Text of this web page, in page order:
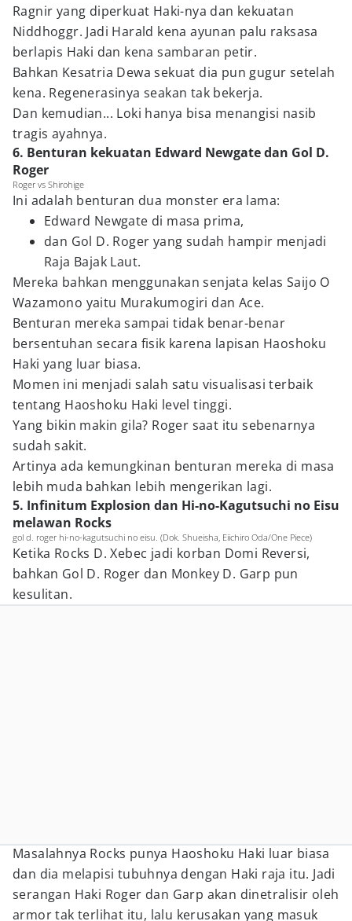
Ragnir yang diperkuat Haki-nya dan kekuatan
Niddhoggr. Jadi Harald kena ayunan palu raksasa
berlapis Haki dan kena sambaran petir.
Bahkan Kesatria Dewa sekuat dia pun gugur setelah
kena. Regenerasinya seakan tak bekerja.
Dan kemudian... Loki hanya bisa menangisi nasib
tragis ayahnya.
6. Benturan kekuatan Edward Newgate dan Gol D.
Roger
Roger vs Shirohige
Ini adalah benturan dua monster era lama:
Edward Newgate di masa prima,
dan Gol D. Roger yang sudah hampir menjadi
Raja Bajak Laut.
Mereka bahkan menggunakan senjata kelas Saijo O
Wazamono yaitu Murakumogiri dan Ace.
Benturan mereka sampai tidak benar-benar
bersentuhan secara fisik karena lapisan Haoshoku
Haki yang luar biasa.
Momen ini menjadi salah satu visualisasi terbaik
tentang Haoshoku Haki level tinggi.
Yang bikin makin gila? Roger saat itu sebenarnya
sudah sakit.
Artinya ada kemungkinan benturan mereka di masa
lebih muda bahkan lebih mengerikan lagi.
5. Infinitum Explosion dan Hi-no-Kagutsuchi no Eisu
melawan Rocks
gol d. roger hi-no-kagutsuchi no eisu. (Dok. Shueisha, Eiichiro Oda/One Piece)
Ketika Rocks D. Xebec jadi korban Domi Reversi,
bahkan Gol D. Roger dan Monkey D. Garp pun
kesulitan.
Masalahnya Rocks punya Haoshoku Haki luar biasa
dan dia melapisi tubuhnya dengan Haki raja itu. Jadi
serangan Haki Roger dan Garp akan dinetralisir oleh
armor tak terlihat itu, lalu kerusakan yang masuk